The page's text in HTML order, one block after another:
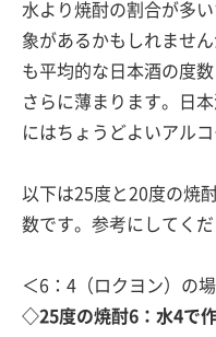
水より焼酎の割合が多
象があるかもしれませ
も平均的な日本酒の度
さらに薄まります。日
にはちょうどよいアル
以下は25度と20度の焼
数です。参考にしてくだ
＜6：4（ロクヨン）の
◇25度の焼酎6：水4で